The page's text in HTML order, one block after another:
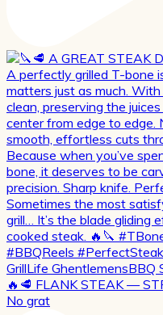
🔥🥩 FLANK STEAK —
No grat